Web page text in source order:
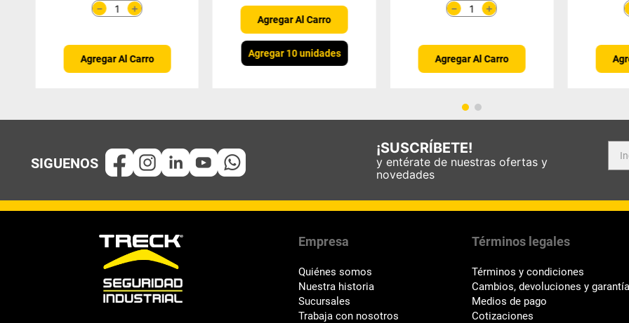
＋
－
Agregar Al Carro
Agregar Al Carro
Agregar 10 unidades
＋
－
Agregar Al Carro
¡SUSCRÍBETE!
y entérate de nuestras ofertas y
novedades
Empresa
Quiénes somos
Nuestra historia
Sucursales
Trabaja con nosotros
Términos legales
Términos y condiciones
Cambios, devoluciones y garantía
Medios de pago
Cotizaciones